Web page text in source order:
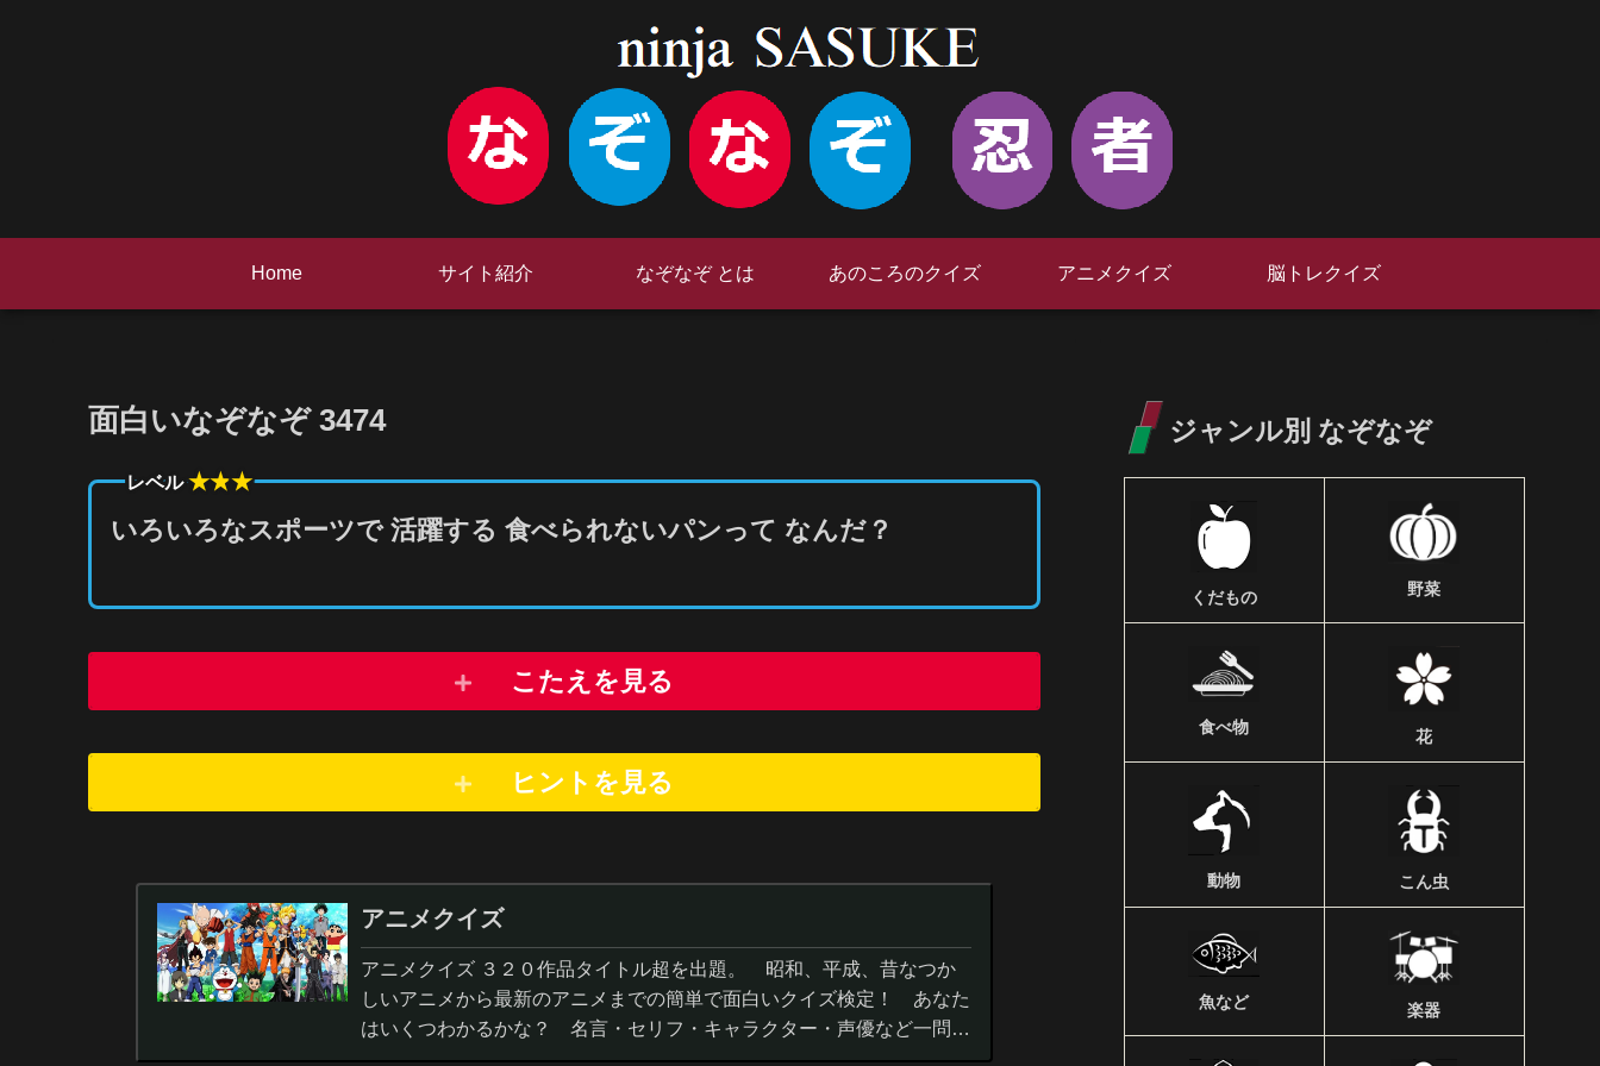
Home サイト紹介 なぞなぞ とは あのころのクイズ アニメクイズ 脳トレクイズ
面白いなぞなぞ 3474
レベル★★★
いろいろなスポーツで 活躍する 食べられないパンって なんだ？
こたえを見る
ヒントを 見る
アニメクイズ
アニメクイズ ３２０作品タイトル超を出題。 昭和、平成、昔なつか
しいアニメから最新のアニメまでの簡単で面白いクイズ検定！ あなた
はいくつわかるかな？ 名言・セリフ・キャラクター・声優など一問一
答から3択・4択問題までの小学生の簡単問題から難...
ジャンル別 なぞなぞ
くだもの 野菜
食べ物 花
動物 こん虫
魚など 楽器